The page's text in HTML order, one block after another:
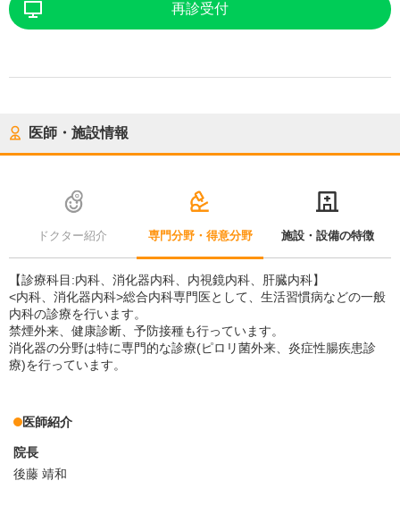
再診受付
医師・施設情報
ドクター紹介 専門分野・得意分野 施設・設備の特徴
【診療科目:内科、消化器内科、内視鏡内科、肝臓内科】
<内科、消化器内科>総合内科専門医として、生活習慣病などの一般
内科の診療を行います。
禁煙外来、健康診断、予防接種も行っています。
消化器の分野は特に専門的な診療(ピロリ菌外来、炎症性腸疾患診
療)を行っています。
医師紹介
院長
後藤 靖和